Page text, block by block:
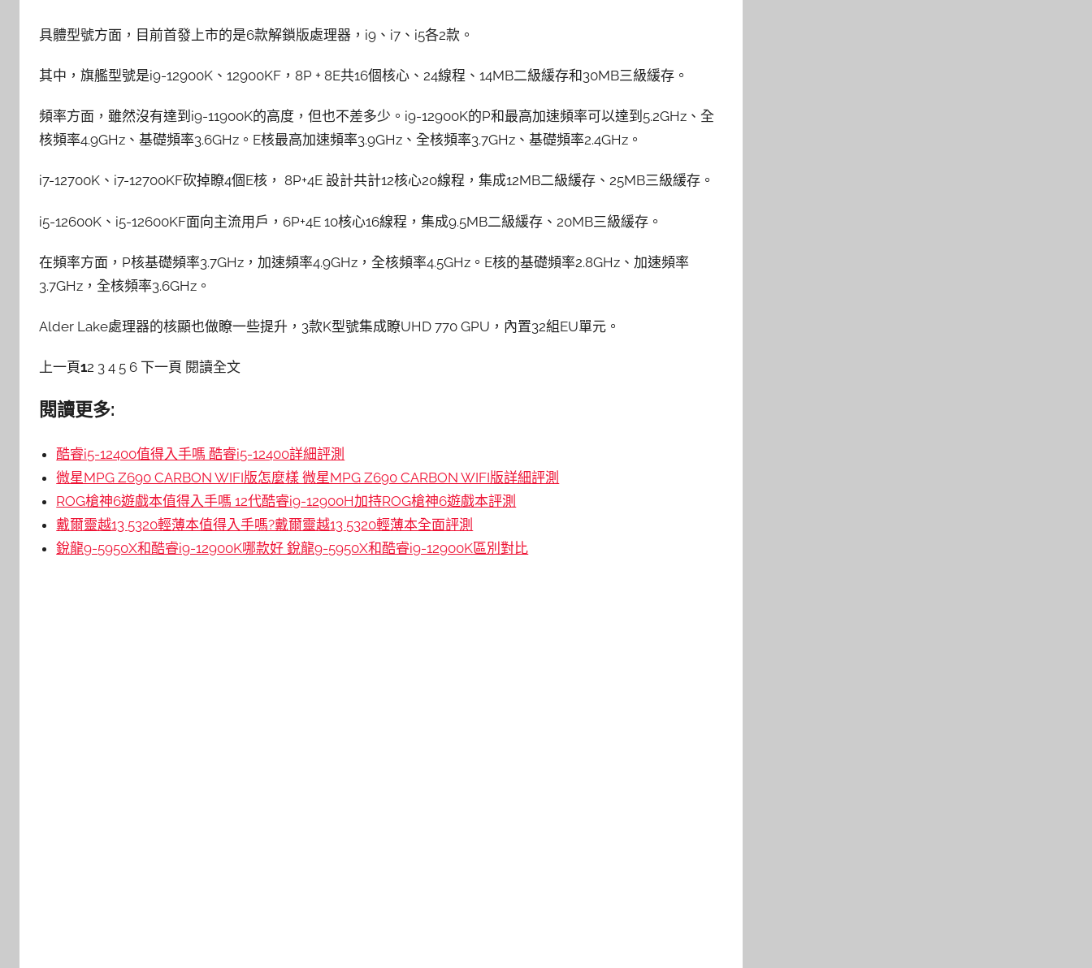
具體型號方面，目前首發上市的是6款解鎖版處理器，i9、i7、i5各2款。
其中，旗艦型號是i9-12900K、12900KF，8P + 8E共16個核心、24線程、14MB二級緩存和30MB三級緩存。
頻率方面，雖然沒有達到i9-11900K的高度，但也不差多少。i9-12900K的P和最高加速頻率可以達到5.2GHz、全
核頻率4.9GHz、基礎頻率3.6GHz。E核最高加速頻率3.9GHz、全核頻率3.7GHz、基礎頻率2.4GHz。
i7-12700K、i7-12700KF砍掉瞭4個E核， 8P+4E 設計共計12核心20線程，集成12MB二級緩存、25MB三級緩存。
i5-12600K、i5-12600KF面向主流用戶，6P+4E 10核心16線程，集成9.5MB二級緩存、20MB三級緩存。
在頻率方面，P核基礎頻率3.7GHz，加速頻率4.9GHz，全核頻率4.5GHz。E核的基礎頻率2.8GHz、加速頻率
3.7GHz，全核頻率3.6GHz。
Alder Lake處理器的核顯也做瞭一些提升，3款K型號集成瞭UHD 770 GPU，內置32組EU單元。
上一頁12 3 4 5 6 下一頁 閱讀全文
閱讀更多:
酷睿i5-12400值得入手嗎 酷睿i5-12400詳細評測
微星MPG Z690 CARBON WIFI版怎麼樣 微星MPG Z690 CARBON WIFI版詳細評測
ROG槍神6遊戲本值得入手嗎 12代酷睿i9-12900H加持ROG槍神6遊戲本評測
戴爾靈越13 5320輕薄本值得入手嗎?戴爾靈越13 5320輕薄本全面評測
銳龍9-5950X和酷睿i9-12900K哪款好 銳龍9-5950X和酷睿i9-12900K區別對比